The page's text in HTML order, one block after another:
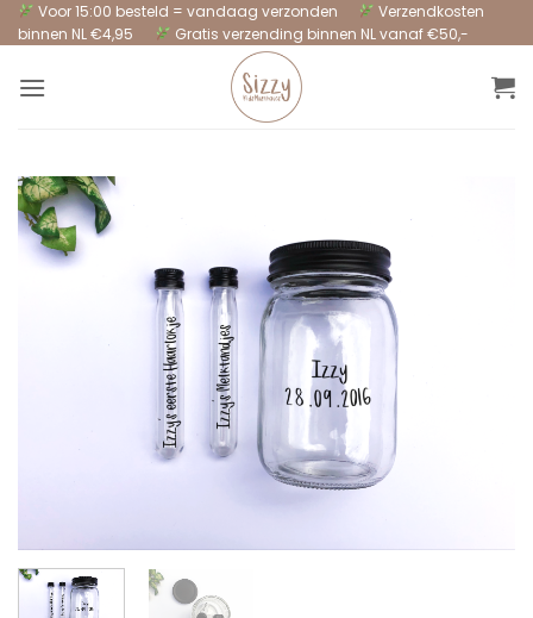
Ga
naar
inhoud
Voor 15:00 besteld = vandaag verzonden
Verzendkosten
binnen NL €4,95
Gratis verzending binnen NL vanaf €50,-